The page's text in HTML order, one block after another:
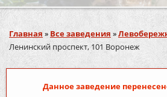
Вы здесь
Главная » Все заведения »
Ленинский проспект, 101 Воронеж
Данное заведение